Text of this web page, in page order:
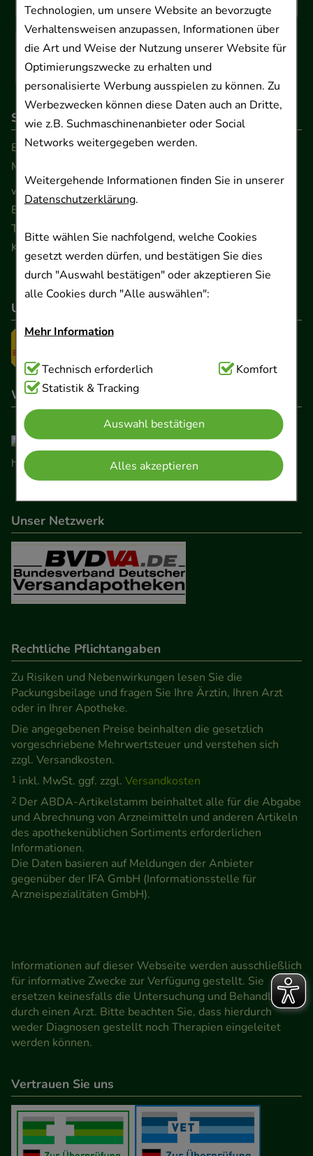
Technologien, um unsere Website an bevorzugte
Verhaltensweisen anzupassen, Informationen über
die Art und Weise der Nutzung unserer Website für
Optimierungszwecke zu erhalten und
personalisierte Werbung ausspielen zu können. Zu
Werbezwecken können diese Daten auch an Dritte,
wie z.B. Suchmaschinenanbieter oder Social
Networks weitergegeben werden.
Weitergehende Informationen finden Sie in unserer
Datenschutzerklärung.
Bitte wählen Sie nachfolgend, welche Cookies
gesetzt werden dürfen, und bestätigen Sie dies
durch "Auswahl bestätigen" oder akzeptieren Sie
alle Cookies durch "Alle auswählen":
Mehr Information
Technisch Notwendig:Hierbei handelt es sich um
Cookies, die für die Grundfunktionen unserer
Website notwendig sind (z.B. Navigation,
Warenkorb, Kundenkonto), weshalb auf diese nicht
verzichtet werden kann.
Komfort:Diese Cookies werden genutzt um das
Einkaufserlebnis noch ansprechender zu gestalten,
beispielsweise für die Wiedererkennung des
Besuchers oder unsere Seite an bevorzugte
Verhaltensweisen (z.B. Spracheinstellung)
anzupassen. Komfort-Cookies ermöglichen es uns
auch auf Ihre Bedürfnisse zugeschrittene Inhalte
Statistik & Tracking:Hierüber lassen sich
Informationen über die Art und Weise der Nutzung
unserer Website sammeln, mit deren Hilfe wir
unsere Website weiter für Sie optimieren können,
den Inhalt auf unserer Website aber auch die
Werbung auf Drittseiten möglichst relevant für Sie
zu gestalten. Bitte beachten Sie, dass Daten hierfür
teilweise an Dritte wie z.B. Google oder soziale
Medien übertragen werden.
Technisch erforderlich
Komfort
Statistik & Tracking
Auswahl bestätigen
Alles akzeptieren
So erreichen Sie uns
Beratung und Kundenservice:
Montag - Freitag von 9.00 bis 17.00 Uhr
www.ApoSalis.de · E-Mail:
Ernst-August-Platz 2 · 30159 Hannover
Telefon 0511 89 71 80 0 · Fax 0511 89 71 80 11
Kontaktformular
Unser Versanddienstleister
Wir sind hier gelistet
Unser Netzwerk
Rechtliche Pflichtangaben
Zu Risiken und Nebenwirkungen lesen Sie die
Packungsbeilage und fragen Sie Ihre Ärztin, Ihren Arzt
oder in Ihrer Apotheke.
Die angegebenen Preise beinhalten die gesetzlich
vorgeschriebene Mehrwertsteuer und verstehen sich
zzgl. Versandkosten.
1 inkl. MwSt. ggf. zzgl. Versandkosten
2 Der ABDA-Artikelstamm beinhaltet alle für die Abgabe
und Abrechnung von Arzneimitteln und anderen Artikeln
des apothekenüblichen Sortiments erforderlichen
Informationen.
Die Daten basieren auf Meldungen der Anbieter
gegenüber der IFA GmbH (Informationsstelle für
Arzneispezialitäten GmbH).
Informationen auf dieser Webseite werden ausschließlich
für informative Zwecke zur Verfügung gestellt. Sie
ersetzen keinesfalls die Untersuchung und Behandlung
durch einen Arzt. Bitte beachten Sie, dass hierdurch
weder Diagnosen gestellt noch Therapien eingeleitet
werden können.
Vertrauen Sie uns